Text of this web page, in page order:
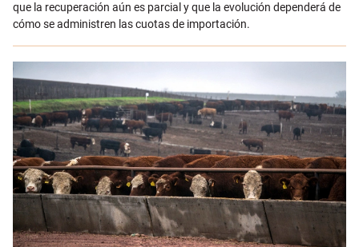
que la recuperación aún es parcial y que la evolución dependerá de
cómo se administren las cuotas de importación.